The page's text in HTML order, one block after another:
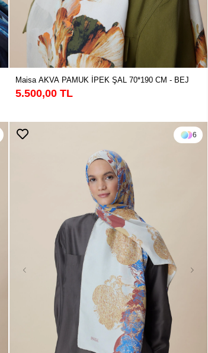
Maisa AKVA PAMUK İPEK ŞAL 70*190 CM - BEJ
5.500,00 TL
6